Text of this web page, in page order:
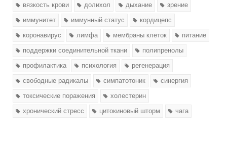
вязкость крови
долихол дыхание
зрение
иммунитет
иммунный статус
кордицепс
коронавирус
лимфа мембраны клеток
питание
поддержки соединительной ткани
полипренолы
профилактика
психология
регенерация
свободные радикалы
симпатотоник
синергия
токсические поражения
холестерин
хронический стресс
цитокиновый шторм чага